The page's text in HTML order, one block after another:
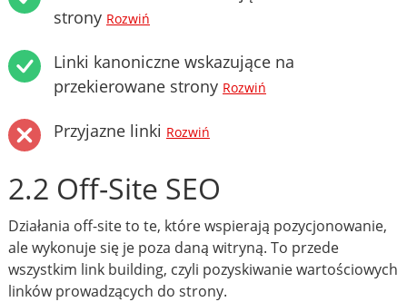
strony Rozwiń
Linki kanoniczne wskazujące na
przekierowane strony Rozwiń
Przyjazne linki Rozwiń
2.2 Off-Site SEO
Działania off-site to te, które wspierają pozycjonowanie,
ale wykonuje się je poza daną witryną. To przede
wszystkim link building, czyli pozyskiwanie wartościowych
linków prowadzących do strony.